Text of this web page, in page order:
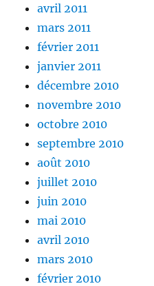
avril 2011
mars 2011
février 2011
janvier 2011
décembre 2010
novembre 2010
octobre 2010
septembre 2010
août 2010
juillet 2010
juin 2010
mai 2010
avril 2010
mars 2010
février 2010